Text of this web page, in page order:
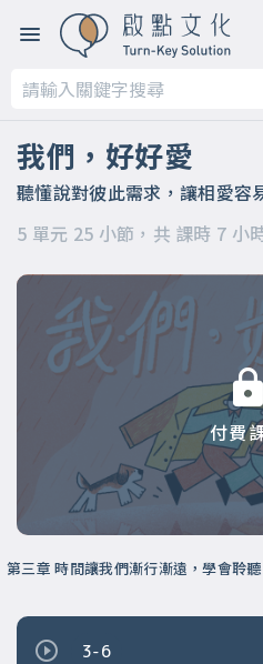
我們，好好愛
聽懂說對彼此需求，讓相愛容
5 單元 25 小節，共 課時 7 小
付費
第一章 為何恆溫的愛情，那麼難？
第二章 最熟悉的陌生人？你真的
第三章 時間讓我們漸行漸遠，學
第四章 你可以再靠近一點，從心
第五章 懂對方，不代表要失去自
第三章 時間讓我們漸行漸遠，學會
3-6